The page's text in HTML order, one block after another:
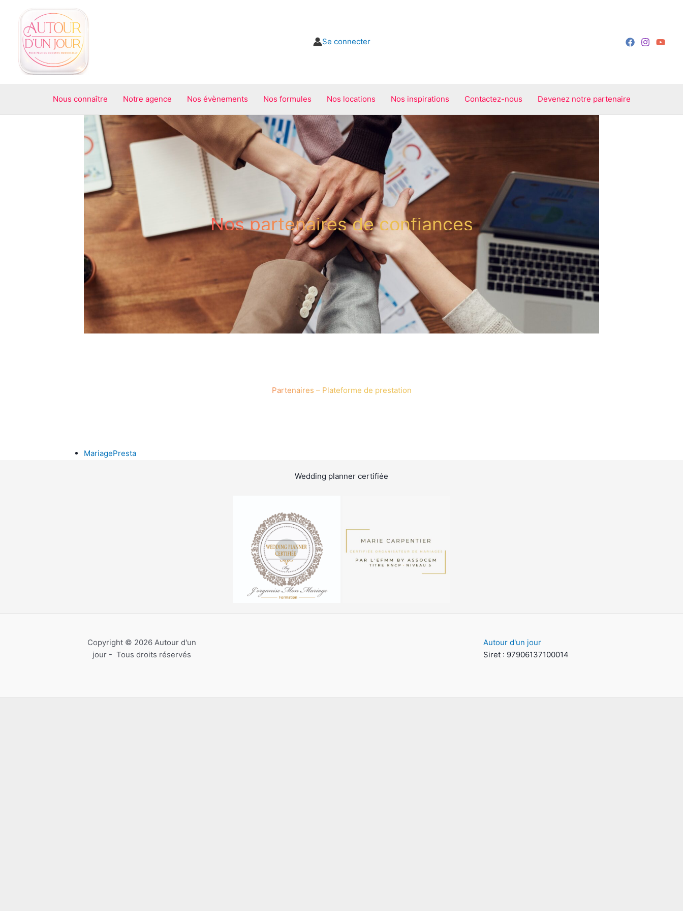
contenu
Se connecter
Nous connaître Notre agence Nos évènements Nos formules Nos locations Nos inspirations Contactez-nous Devenez notre partenaire
Nos partenaires de confiances
Partenaires – Plateforme de prestation
MariagePresta
Wedding planner certifiée
Copyright © 2026 Autour d'un
jour - Tous droits réservés
Autour d'un jour
Siret : 97906137100014